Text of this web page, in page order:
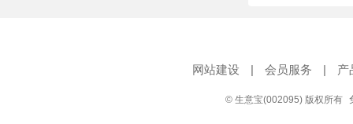
网站建设 | 会员服务 | 产
© 生意宝(002095) 版权所有